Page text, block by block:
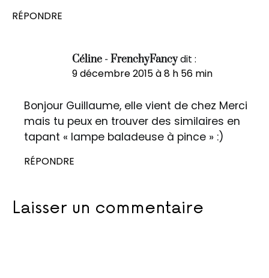
RÉPONDRE
Céline - FrenchyFancydit :
9 décembre 2015 à 8 h 56 min
Bonjour Guillaume, elle vient de chez Merci
mais tu peux en trouver des similaires en
tapant « lampe baladeuse à pince » :)
RÉPONDRE
Laisser un commentaire